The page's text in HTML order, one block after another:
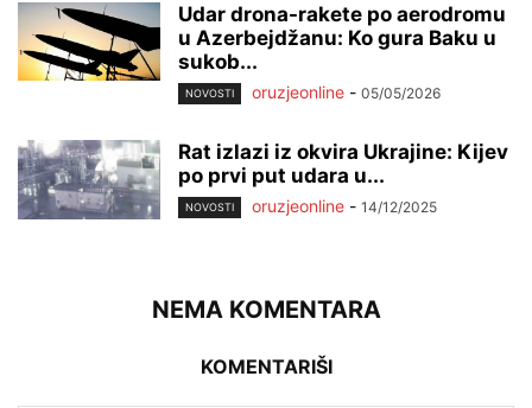
Udar drona-rakete po aerodromu
u Azerbejdžanu: Ko gura Baku u
sukob...
NOVOSTI oruzjeonline - 05/05/2026
Rat izlazi iz okvira Ukrajine: Kijev
po prvi put udara u...
NOVOSTI oruzjeonline - 14/12/2025
NEMA KOMENTARA
KOMENTARIŠI